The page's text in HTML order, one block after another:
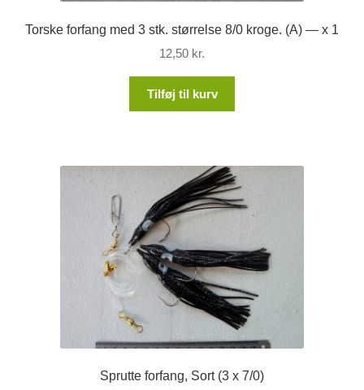
Torske forfang med 3 stk. størrelse 8/0 kroge. (A) — x 1
12,50 kr.
Tilføj til kurv
Sprutte forfang, Sort (3 x 7/0)